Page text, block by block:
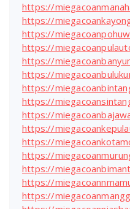
https://
https://
https://
https://
https://
https://
https://
https://
https://
https://
https://
https://
https://
https://
https://